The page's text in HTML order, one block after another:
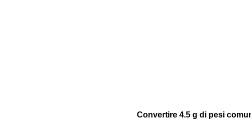
Convertire 4.5 g di pesi